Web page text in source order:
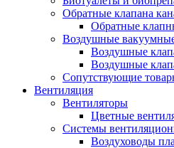
Обратные клапана
Обратные
Воздушные
Воздушные
Воздушные
Сопутствующие
Вентиляция
Вентиляторы
Цветные
Системы
Воздуховоды